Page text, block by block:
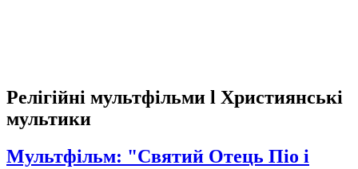
Релігійні мультфільми l Християнські
мультики
Мультфільм: "Святий Отець Піо і